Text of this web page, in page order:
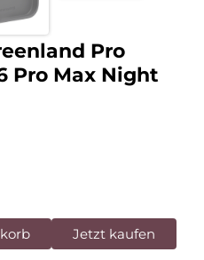
Pro
Pro Max Night
Jetzt kaufen